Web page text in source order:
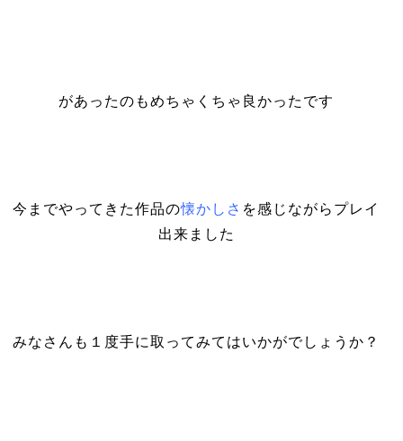
があったのもめちゃくちゃ良かったです
今までやってきた作品の懐かしさ を感じながらプレイ
出来ました
みなさんも１度手に取ってみてはいかがでしょうか？